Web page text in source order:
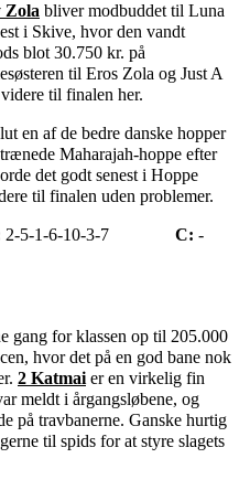
Zola bliver modbuddet til Luna
i Skive, hvor den vandt
blot 30.750 kr. på
til Eros Zola og Just A
til finalen her.
en af de bedre danske hopper
Maharajah-hoppe efter
det godt senest i Hoppe
til finalen uden problemer.
2-5-1-6-10-3-7 C: -
gang for klassen op til 205.000
hvor det på en god bane nok
2 Katmaier en virkelig fin
meldt i årgangsløbene, og
på travbanerne. Ganske hurtig
til spids for at styre slagets